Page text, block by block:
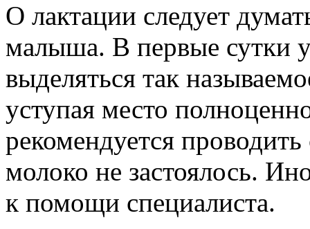
О лактации следует
малыша. В первые сутки
выделяться так
уступая место
рекомендуется
молоко не застоялось.
к помощи специалиста.